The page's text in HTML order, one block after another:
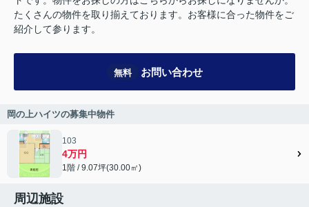
たくさんの物件を取り揃えております。お客様に合った物件をご
紹介して参ります。
無料 お問い合わせ
岡の上ハイツの募集中物件
103
4万円
1階 / 9.07坪(30.00㎡)
周辺施設